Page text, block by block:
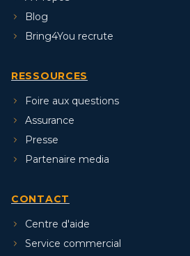
Blog
Bring4You recrute
RESSOURCES
Foire aux questions
Assurance
Presse
Partenaire media
CONTACT
Centre d'aide
Service commercial